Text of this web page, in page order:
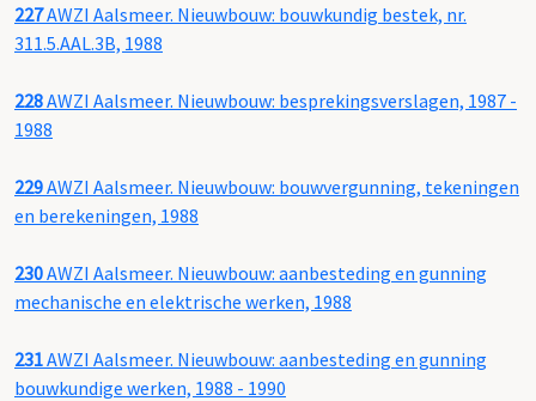
227AWZI Aalsmeer. Nieuwbouw: bouwkundig bestek, nr.
311.5.AAL.3B, 1988
228AWZI Aalsmeer. Nieuwbouw: besprekingsverslagen, 1987 -
1988
229AWZI Aalsmeer. Nieuwbouw: bouwvergunning, tekeningen
en berekeningen, 1988
230AWZI Aalsmeer. Nieuwbouw: aanbesteding en gunning
mechanische en elektrische werken, 1988
231AWZI Aalsmeer. Nieuwbouw: aanbesteding en gunning
bouwkundige werken, 1988 - 1990